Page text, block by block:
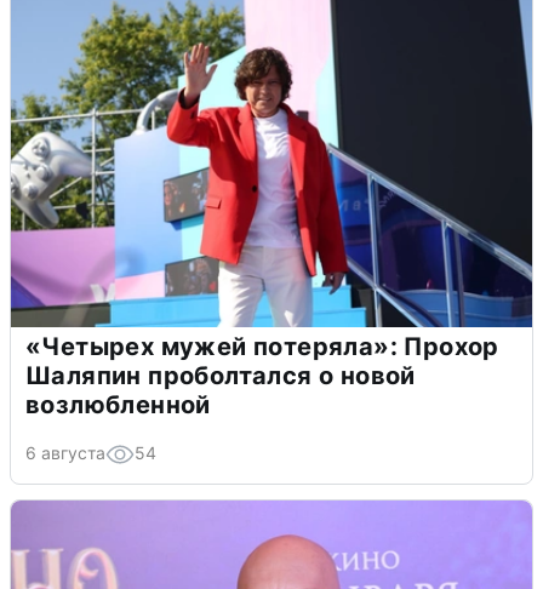
«Четырех мужей потеряла»: Прохор
Шаляпин проболтался о новой
возлюбленной
6 августа 54